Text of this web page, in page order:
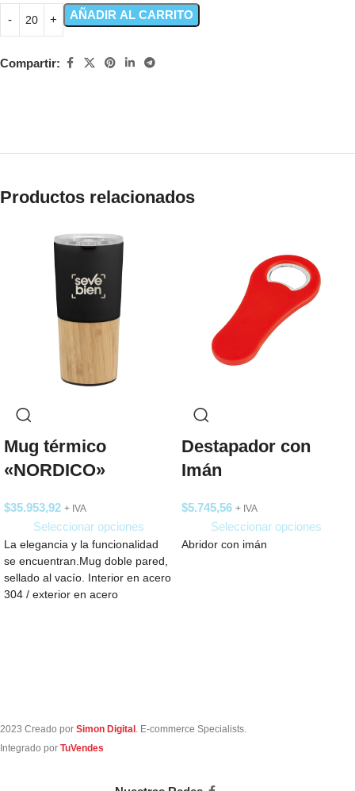
AÑADIR AL CARRITO
Compartir:
Productos relacionados
Mug térmico
«NORDICO»
$35.953,92 + IVA
Seleccionar opciones
La elegancia y la funcionalidad
se encuentran.Mug doble pared,
sellado al vacío. Interior en acero
304 / exterior en acero
Destapador con
Imán
$5.745,56 + IVA
Seleccionar opciones
Abridor con imán
2023 Creado por Simon Digital . E-commerce Specialists.
Integrado por TuVendes